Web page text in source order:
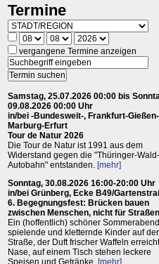
Termine
vergangene Termine anzeigen
Samstag, 25.07.2026 00:00 bis
09.08.2026 00:00 Uhr
in/bei -Bundesweit-, Frankfurt-Gießen-
Marburg-Erfurt
Tour de Natur 2026
Die Tour de Natur ist 1991 aus dem
Widerstand gegen die "Thüringer-Wald-
Autobahn" entstanden. [mehr]
Sonntag, 30.08.2026 16:00-20:00 Uhr
in/bei Grünberg, Ecke B49/
6. Begegnungsfest: Brücken bauen
zwischen Menschen, nicht für
Ein (hoffentlich) schöner
spielende und kletternde Kinder auf der
Straße, der Duft frischer Waffeln
Nase, auf einem Tisch stehen leckere
Speisen und Getränke. [mehr]